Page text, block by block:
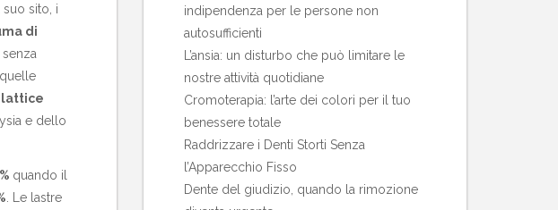
sito, i
di
lattice
e dello
quando il
. Le lastre
indipendenza per le persone non
autosufficienti
L’ansia: un disturbo che può limitare le
nostre attività quotidiane
Cromoterapia: l’arte dei colori per il tuo
benessere totale
Raddrizzare i Denti Storti Senza
l’Apparecchio Fisso
Dente del giudizio, quando la rimozione